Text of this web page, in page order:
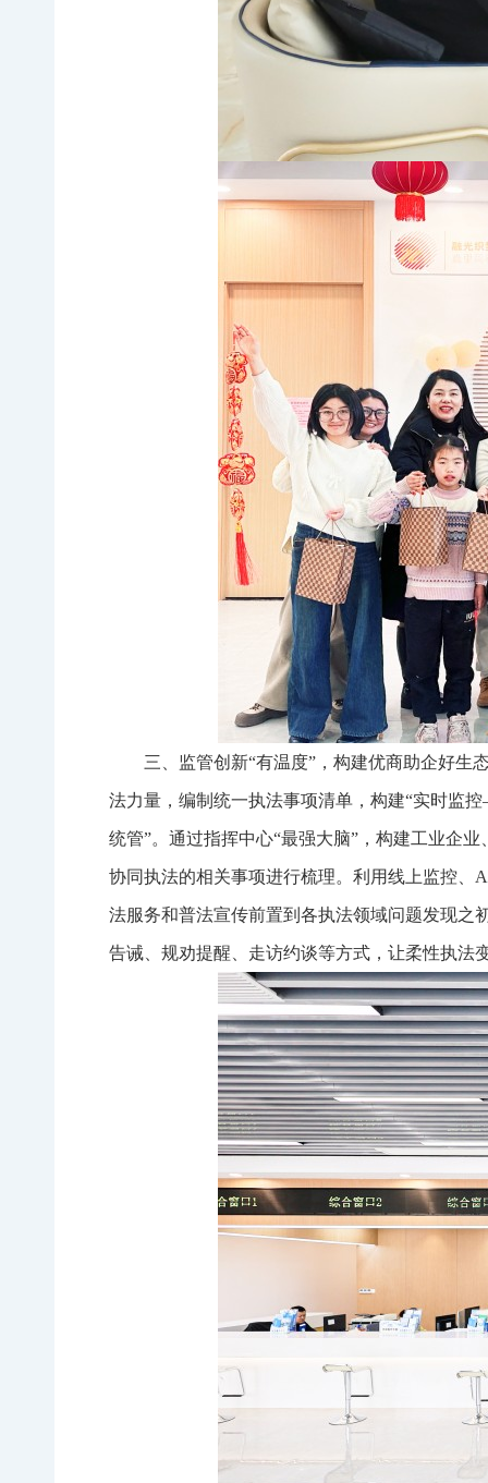
三、监管创新“有温度”，构建优商助企好生
法力量，编制统一执法事项清单，构建“实时监
统管”。通过指挥中心“最强大脑”，构建工业企
协同执法的相关事项进行梳理。利用线上监控、
法服务和普法宣传前置到各执法领域问题发现之
告诫、规劝提醒、走访约谈等方式，让柔性执法